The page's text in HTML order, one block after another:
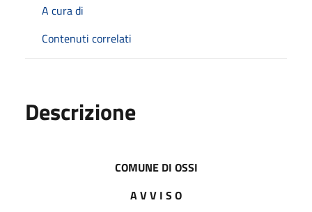
A cura di
Contenuti correlati
Descrizione
COMUNE DI OSSI
A V V I S O